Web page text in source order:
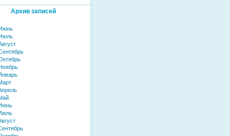
Архив записей